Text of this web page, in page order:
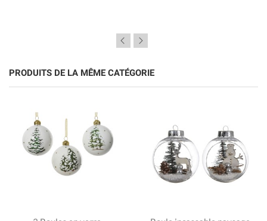
PRODUITS DE LA MÊME CATÉGORIE